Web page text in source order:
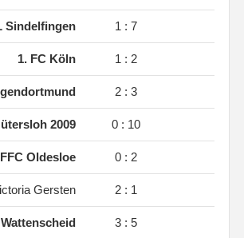
Sindelfingen 1 : 7
1. FC Köln 1 : 2
2 : 3
2009 0 : 10
FFC Oldesloe 0 : 2
Gersten 2 : 1
3 : 5